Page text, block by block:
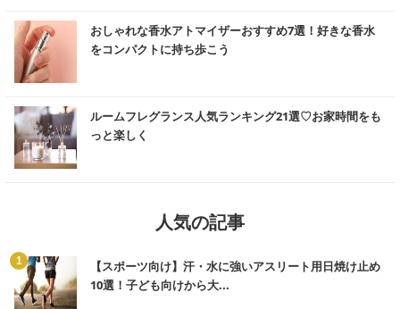
おしゃれな香水アトマイザーおすすめ7選！好きな香水
をコンパクトに持ち歩こう
ルームフレグランス人気ランキング21選♡お家時間をも
っと楽しく
人気の記事
【スポーツ向け】汗・水に強いアスリート用日焼け止め
10選！子ども向けから大...
1